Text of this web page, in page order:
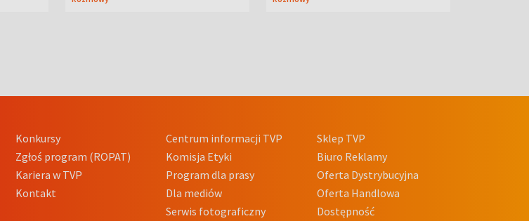
Konkursy
Zgłoś program (ROPAT)
Kariera w TVP
Kontakt
Centrum informacji TVP
Komisja Etyki
Program dla prasy
Dla mediów
Serwis fotograficzny
Sklep TVP
Biuro Reklamy
Oferta Dystrybucyjna
Oferta Handlowa
Dostępność